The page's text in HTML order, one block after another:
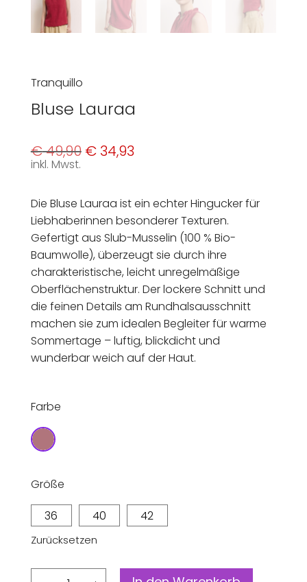
Tranquillo
Bluse Lauraa
€49,90 Ursprünglicher
€ 49,90
€34,93Aktueller
€ 34,93.
inkl. Mwst.
Die Bluse Lauraa ist ein echter Hingucker für
Liebhaberinnen besonderer Texturen.
Gefertigt aus Slub-Musselin (100 % Bio-
Baumwolle), überzeugt sie durch ihre
charakteristische, leicht unregelmäßige
Oberflächenstruktur. Der lockere Schnitt und
die feinen Details am Rundhalsausschnitt
machen sie zum idealen Begleiter für warme
Sommertage – luftig, blickdicht und
wunderbar weich auf der Haut.
Farbe
Größe
36
40 42
Zurücksetzen